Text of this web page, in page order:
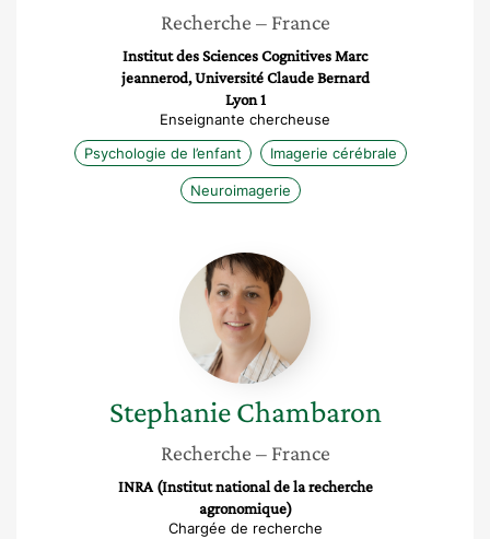
Recherche – France
Institut des Sciences Cognitives Marc
jeannerod, Université Claude Bernard
Lyon 1
Enseignante chercheuse
Psychologie de l’enfant
Imagerie cérébrale
Neuroimagerie
Stephanie
Chambaron
Stephanie Chambaron
Recherche – France
INRA (Institut national de la recherche
agronomique)
Chargée de recherche